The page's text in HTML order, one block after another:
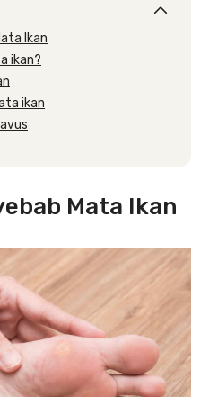
Ikan
ikan?
ikan
Mata Ikan